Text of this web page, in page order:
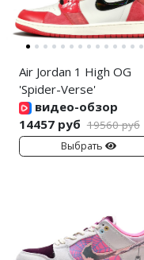
Air Jordan 1 High OG
'Spider-Verse'
видео-обзор
14457 руб 19560 руб
Выбрать